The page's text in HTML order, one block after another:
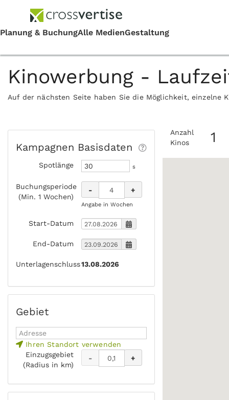
Kinowerbung -
Auf der nächsten Seite haben Sie die Möglichkeit, einzelne
Kampagnen Basisdaten
Spotlänge s
Buchungsperiode
(Min. 1 Wochen)
- +
Angabe in Wochen
Start-Datum
End-Datum
Unterlagenschluss13.08.2026
Gebiet
Ihren Standort verwenden
Einzugsgebiet
(Radius in km)
- +
Anzahl
Kinos
1